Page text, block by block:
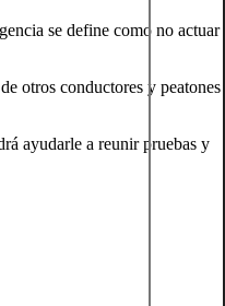
se define como no actuar
otros conductores y peatones
ayudarle a reunir pruebas y